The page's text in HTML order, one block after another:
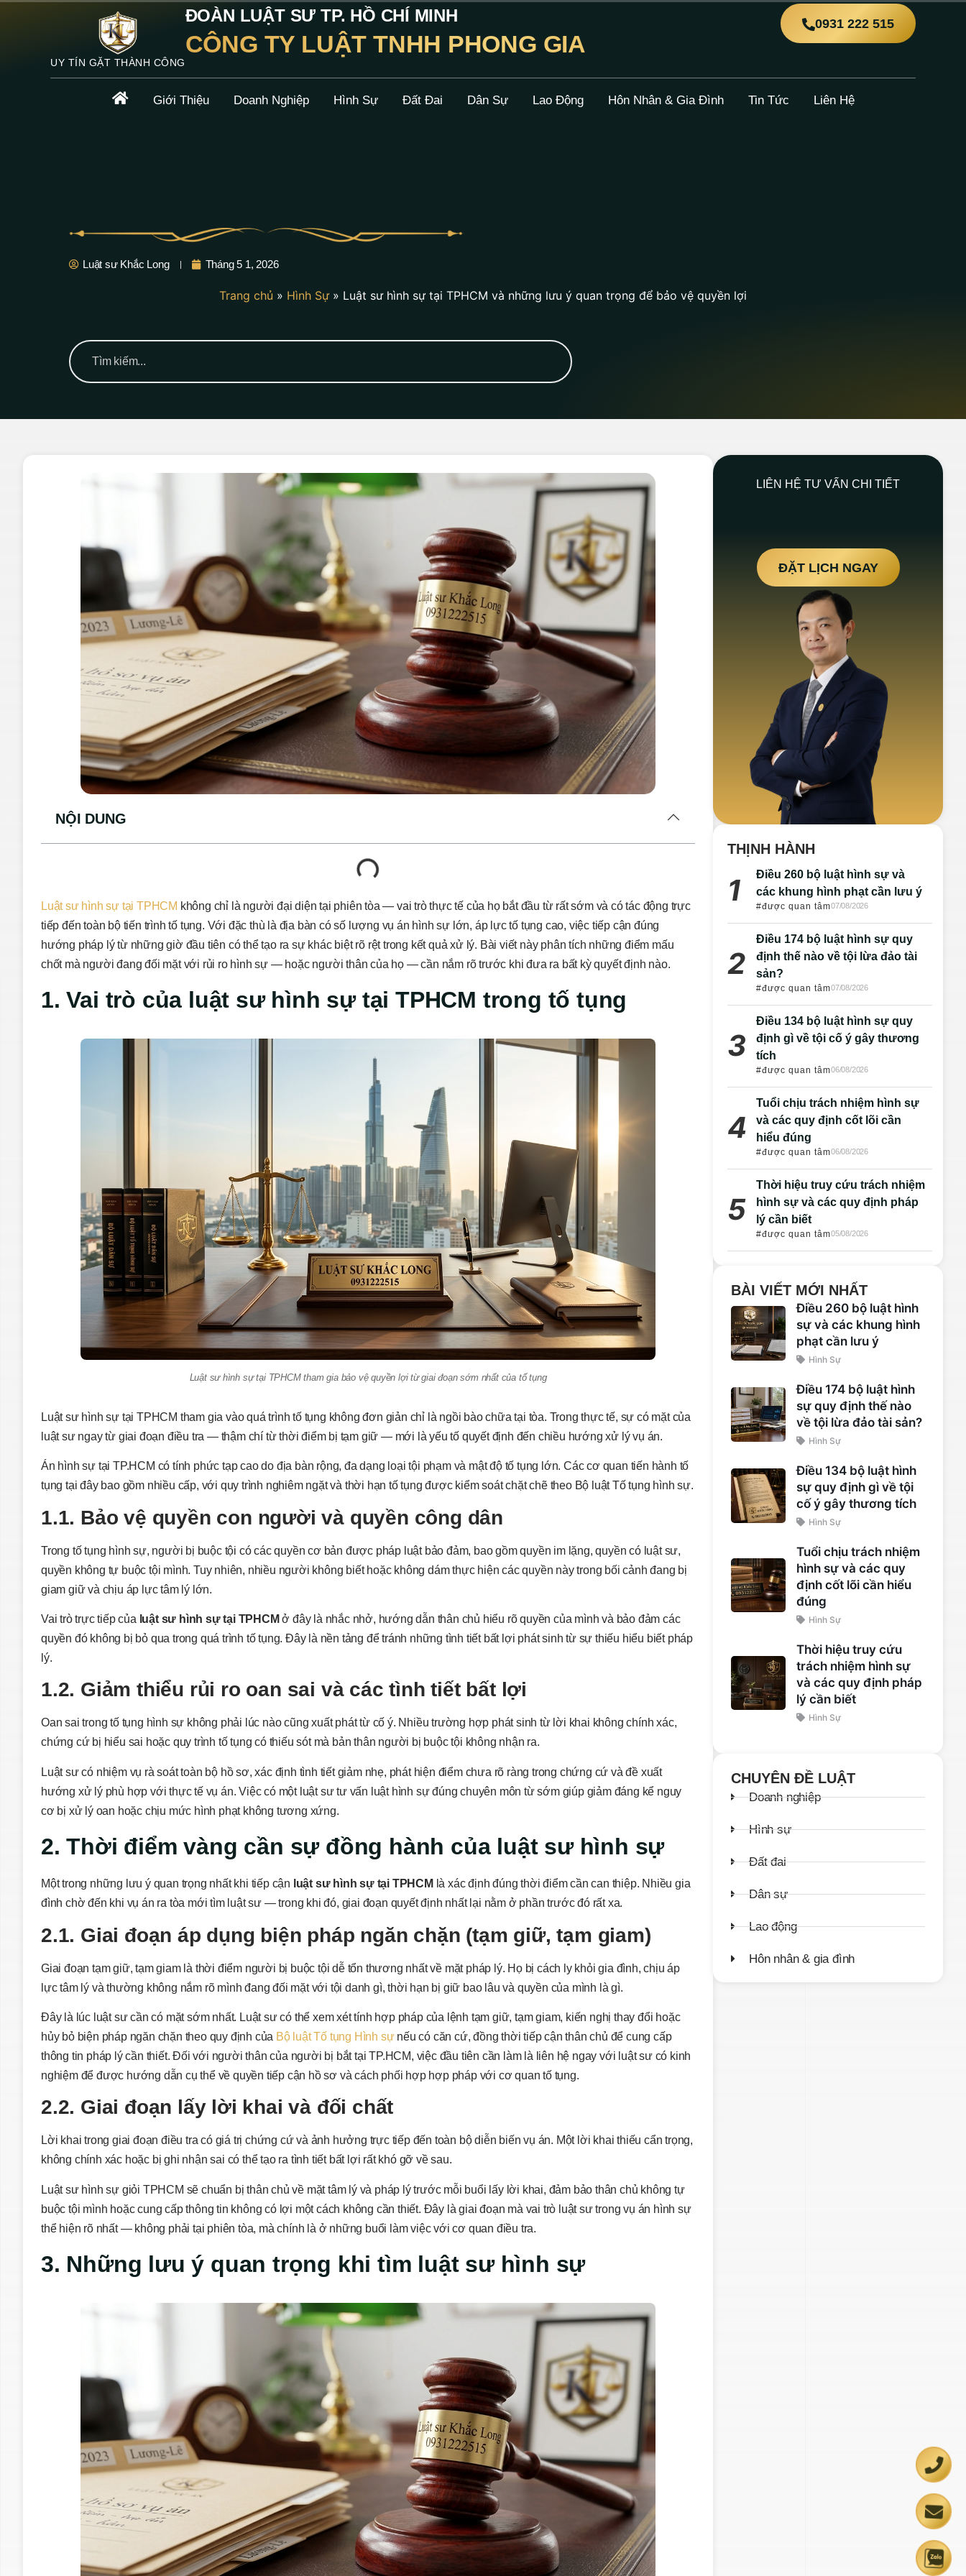
UY TÍN GẶT THÀNH CÔNG
ĐOÀN LUẬT SƯ TP. HỒ CHÍ MINH
CÔNG TY LUẬT TNHH PHONG GIA
0931 222 515
Giới Thiệu Doanh Nghiệp Hình Sự Đất Đai Dân Sự Lao Động Hôn Nhân & Gia Đình Tin Tức Liên Hệ
Luật sư Khắc Long Tháng 5 1, 2026
Trang chủ » Hình Sự» Luật sư hình sự tại TPHCM và những lưu ý quan trọng để bảo vệ quyền lợi
NỘI DUNG
Luật sư hình sự tại TPHCM không chỉ là người đại diện tại phiên tòa — vai trò thực tế của họ bắt đầu từ rất sớm và có tác động trực
tiếp đến toàn bộ tiến trình tố tụng. Với đặc thù là địa bàn có số lượng vụ án hình sự lớn, áp lực tố tụng cao, việc tiếp cận đúng
hướng pháp lý từ những giờ đầu tiên có thể tạo ra sự khác biệt rõ rệt trong kết quả xử lý. Bài viết này phân tích những điểm mấu
chốt mà người đang đối mặt với rủi ro hình sự — hoặc người thân của họ — cần nắm rõ trước khi đưa ra bất kỳ quyết định nào.
1. Vai trò của luật sư hình sự tại TPHCM trong tố tụng
Luật sư hình sự tại TPHCM tham gia bảo vệ quyền lợi từ giai đoạn sớm nhất của tố tụng
Luật sư hình sự tại TPHCM tham gia vào quá trình tố tụng không đơn giản chỉ là ngồi bào chữa tại tòa. Trong thực tế, sự có mặt của
luật sư ngay từ giai đoạn điều tra — thậm chí từ thời điểm bị tạm giữ — mới là yếu tố quyết định đến chiều hướng xử lý vụ án.
Án hình sự tại TP.HCM có tính phức tạp cao do địa bàn rộng, đa dạng loại tội phạm và mật độ tố tụng lớn. Các cơ quan tiến hành tố
tụng tại đây bao gồm nhiều cấp, với quy trình nghiêm ngặt và thời hạn tố tụng được kiểm soát chặt chẽ theo Bộ luật Tố tụng hình sự.
1.1. Bảo vệ quyền con người và quyền công dân
Trong tố tụng hình sự, người bị buộc tội có các quyền cơ bản được pháp luật bảo đảm, bao gồm quyền im lặng, quyền có luật sư,
quyền không tự buộc tội mình. Tuy nhiên, nhiều người không biết hoặc không dám thực hiện các quyền này trong bối cảnh đang bị
giam giữ và chịu áp lực tâm lý lớn.
Vai trò trực tiếp của luật sư hình sự tại TPHCM ở đây là nhắc nhở, hướng dẫn thân chủ hiểu rõ quyền của mình và bảo đảm các
quyền đó không bị bỏ qua trong quá trình tố tụng. Đây là nền tảng để tránh những tình tiết bất lợi phát sinh từ sự thiếu hiểu biết pháp
lý.
1.2. Giảm thiểu rủi ro oan sai và các tình tiết bất lợi
Oan sai trong tố tụng hình sự không phải lúc nào cũng xuất phát từ cố ý. Nhiều trường hợp phát sinh từ lời khai không chính xác,
chứng cứ bị hiểu sai hoặc quy trình tố tụng có thiếu sót mà bản thân người bị buộc tội không nhận ra.
Luật sư có nhiệm vụ rà soát toàn bộ hồ sơ, xác định tình tiết giảm nhẹ, phát hiện điểm chưa rõ ràng trong chứng cứ và đề xuất
hướng xử lý phù hợp với thực tế vụ án. Việc có một luật sư tư vấn luật hình sự đúng chuyên môn từ sớm giúp giảm đáng kể nguy
cơ bị xử lý oan hoặc chịu mức hình phạt không tương xứng.
2. Thời điểm vàng cần sự đồng hành của luật sư hình sự
Một trong những lưu ý quan trọng nhất khi tiếp cận luật sư hình sự tại TPHCM là xác định đúng thời điểm cần can thiệp. Nhiều gia
đình chờ đến khi vụ án ra tòa mới tìm luật sư — trong khi đó, giai đoạn quyết định nhất lại nằm ở phần trước đó rất xa.
2.1. Giai đoạn áp dụng biện pháp ngăn chặn (tạm giữ, tạm giam)
Giai đoạn tạm giữ, tạm giam là thời điểm người bị buộc tội dễ tổn thương nhất về mặt pháp lý. Họ bị cách ly khỏi gia đình, chịu áp
lực tâm lý và thường không nắm rõ mình đang đối mặt với tội danh gì, thời hạn bị giữ bao lâu và quyền của mình là gì.
Đây là lúc luật sư cần có mặt sớm nhất. Luật sư có thể xem xét tính hợp pháp của lệnh tạm giữ, tạm giam, kiến nghị thay đổi hoặc
hủy bỏ biện pháp ngăn chặn theo quy định của Bộ luật Tố tụng Hình sựnếu có căn cứ, đồng thời tiếp cận thân chủ để cung cấp
thông tin pháp lý cần thiết. Đối với người thân của người bị bắt tại TP.HCM, việc đầu tiên cần làm là liên hệ ngay với luật sư có kinh
nghiệm để được hướng dẫn cụ thể về quyền tiếp cận hồ sơ và cách phối hợp hợp pháp với cơ quan tố tụng.
2.2. Giai đoạn lấy lời khai và đối chất
Lời khai trong giai đoạn điều tra có giá trị chứng cứ và ảnh hưởng trực tiếp đến toàn bộ diễn biến vụ án. Một lời khai thiếu cẩn trọng,
không chính xác hoặc bị ghi nhận sai có thể tạo ra tình tiết bất lợi rất khó gỡ về sau.
Luật sư hình sự giỏi TPHCM sẽ chuẩn bị thân chủ về mặt tâm lý và pháp lý trước mỗi buổi lấy lời khai, đảm bảo thân chủ không tự
buộc tội mình hoặc cung cấp thông tin không có lợi một cách không cần thiết. Đây là giai đoạn mà vai trò luật sư trong vụ án hình sự
thể hiện rõ nhất — không phải tại phiên tòa, mà chính là ở những buổi làm việc với cơ quan điều tra.
3. Những lưu ý quan trọng khi tìm luật sư hình sự
LIÊN HỆ TƯ VẤN CHI TIẾT
ĐẶT LỊCH NGAY
THỊNH HÀNH
Điều 260 bộ luật hình sự và
các khung hình phạt cần lưu ý
#được quan tâm07/08/2026
Điều 174 bộ luật hình sự quy
định thế nào về tội lừa đảo tài
sản?
#được quan tâm07/08/2026
Điều 134 bộ luật hình sự quy
định gì về tội cố ý gây thương
tích
#được quan tâm06/08/2026
Tuổi chịu trách nhiệm hình sự
và các quy định cốt lõi cần
hiểu đúng
#được quan tâm06/08/2026
Thời hiệu truy cứu trách nhiệm
hình sự và các quy định pháp
lý cần biết
#được quan tâm05/08/2026
BÀI VIẾT MỚI NHẤT
Điều 260 bộ luật hình
sự và các khung hình
phạt cần lưu ý
Hình Sự
Điều 174 bộ luật hình
sự quy định thế nào
về tội lừa đảo tài sản?
Hình Sự
Điều 134 bộ luật hình
sự quy định gì về tội
cố ý gây thương tích
Hình Sự
Tuổi chịu trách nhiệm
hình sự và các quy
định cốt lõi cần hiểu
đúng
Hình Sự
Thời hiệu truy cứu
trách nhiệm hình sự
và các quy định pháp
lý cần biết
Hình Sự
CHUYÊN ĐỀ LUẬT
Doanh nghiệp
Hình sự
Đất đai
Dân sự
Lao động
Hôn nhân & gia đình